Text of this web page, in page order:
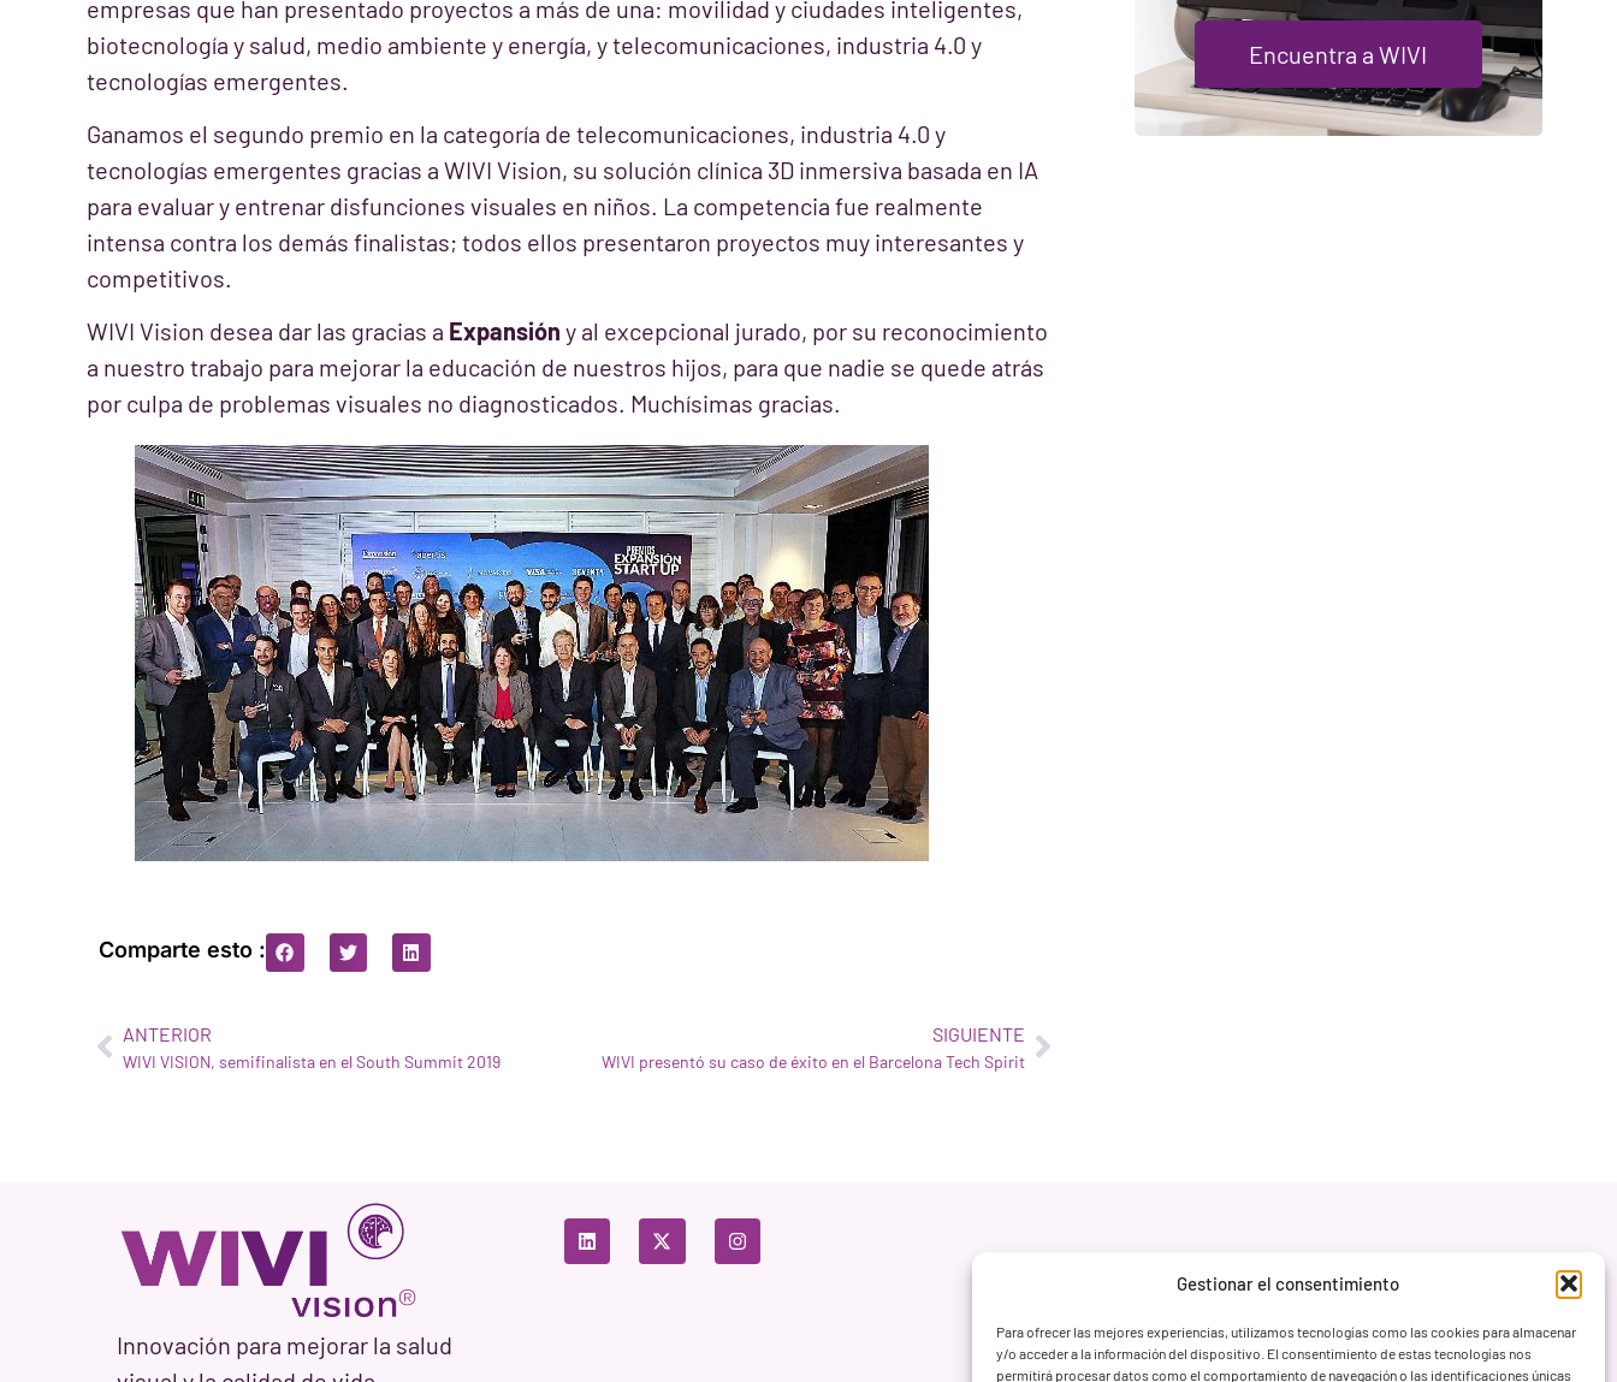
Gestionar el consentimiento
Para ofrecer las mejores experiencias, utilizamos tecnologías como las cookies para almacenar
y/o acceder a la información del dispositivo. El consentimiento de estas tecnologías nos
permitirá procesar datos como el comportamiento de navegación o las identificaciones únicas
empresas que han presentado proyectos a más de una: movilidad y ciudades inteligentes,
biotecnología y salud, medio ambiente y energía, y telecomunicaciones, industria 4.0 y
tecnologías emergentes.
Ganamos el segundo premio en la categoría de telecomunicaciones, industria 4.0 y
tecnologías emergentes gracias a WIVI Vision, su solución clínica 3D inmersiva basada en IA
para evaluar y entrenar disfunciones visuales en niños. La competencia fue realmente
intensa contra los demás finalistas; todos ellos presentaron proyectos muy interesantes y
competitivos.
WIVI Vision desea dar las gracias a Expansión y al excepcional jurado, por su reconocimiento
a nuestro trabajo para mejorar la educación de nuestros hijos, para que nadie se quede atrás
por culpa de problemas visuales no diagnosticados. Muchísimas gracias.
Comparte esto :
ANTERIOR
WIVI VISION, semifinalista en el South Summit 2019
SIGUIENTE
WIVI presentó su caso de éxito en el Barcelona Tech Spirit
Encuentra a WIVI
Innovación para mejorar la salud